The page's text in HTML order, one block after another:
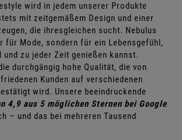
wird in jedem unserer Produkte
mit zeitgemäßem Design und einer
die ihresgleichen sucht. Nebulus
für Mode, sondern für ein Lebensgefühl,
und zu jeder Zeit genießen kannst.
durchgängig hohe Qualität, die von
Kunden auf verschiedenen
wird. Unsere beeindruckende
4,9 aus 5 möglichen Sternen bei Google
– und das bei mehreren Tausend